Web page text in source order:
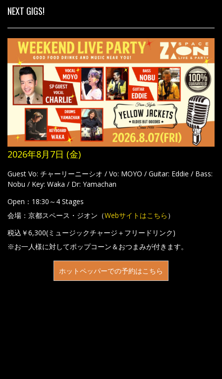
NEXT GIGS!
2026年8月7日 (金)
Guest Vo: チャーリーニーシオ / Vo: MOYO / Guitar: Eddie / Bass:
Nobu / Key: Waka / Dr: Yamachan
Open：18:30～4 Stages
会場：京都スペース・ジオン（Webサイトはこちら ）
税込￥6,300(ミュージックチャージ＋フリードリンク)
※お一人様に対してポップコーン＆おつまみが付きます。
ホットペッパーでの予約はこちら